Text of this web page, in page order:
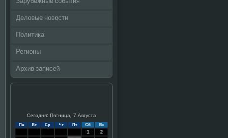
Деловые новости
Политика
Регионы
Архив записей
Сегодня: Пятница, 7 Августа
Пн Вт Ср Чт Пт Сб Вс
1
2